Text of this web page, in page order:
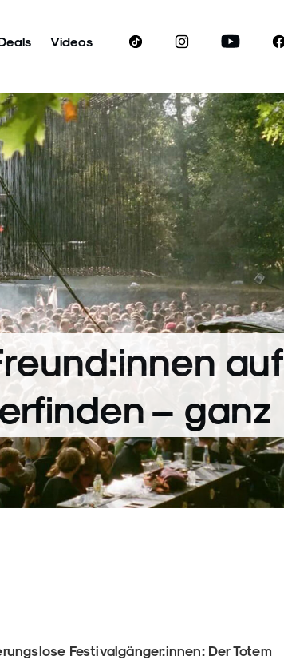
Videos
auf
– ganz
Festivalgänger:innen: Der Totem